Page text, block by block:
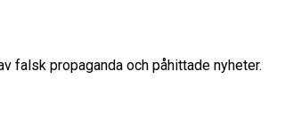
falsk propaganda och påhittade nyheter.